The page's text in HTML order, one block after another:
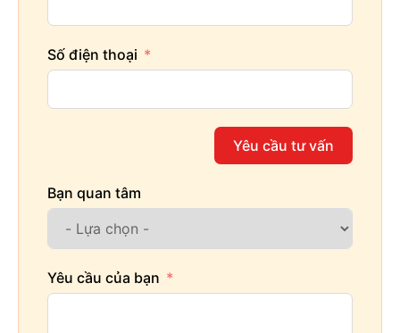
Số điện thoại
Yêu cầu tư vấn
Bạn quan tâm
Yêu cầu của bạn